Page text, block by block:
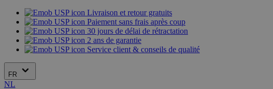
Livraison et retour gratuits
Paiement sans frais après coup
30 jours de délai de rétractation
2 ans de garantie
Service client & conseils de qualité
FR
NL